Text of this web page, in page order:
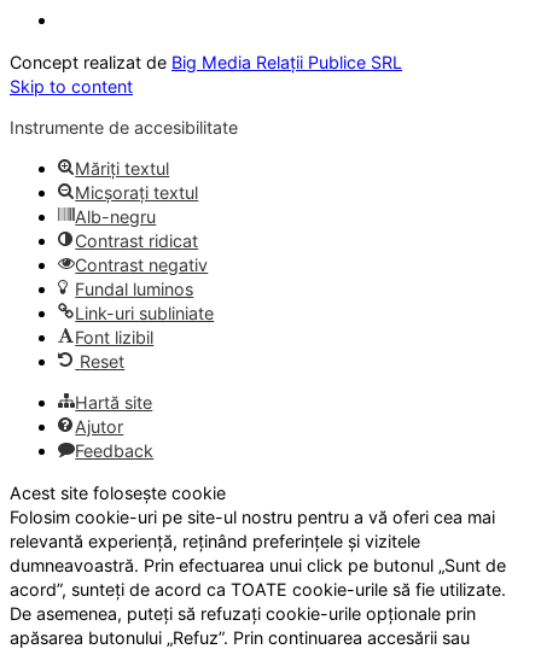
Concept realizat de Big Media Relații Publice SRL
Skip to content
Instrumente de accesibilitate
Măriți textul
Micșorați textul
Alb-negru
Contrast ridicat
Contrast negativ
Fundal luminos
Link-uri subliniate
Font lizibil
Reset
Hartă site
Ajutor
Feedback
Acest site folosește cookie
Folosim cookie-uri pe site-ul nostru pentru a vă oferi cea mai
relevantă experiență, reținând preferințele și vizitele
dumneavoastră. Prin efectuarea unui click pe butonul „Sunt de
acord”, sunteți de acord ca TOATE cookie-urile să fie utilizate.
De asemenea, puteți să refuzați cookie-urile opționale prin
apăsarea butonului „Refuz”. Prin continuarea accesării sau